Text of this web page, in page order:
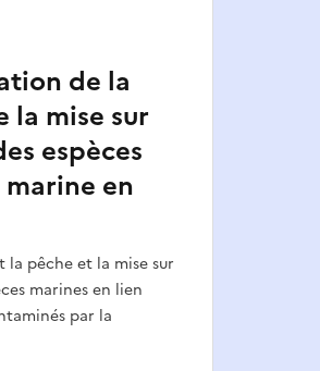
de la
la mise sur
espèces
en
pêche et la mise sur
marines en lien
par la